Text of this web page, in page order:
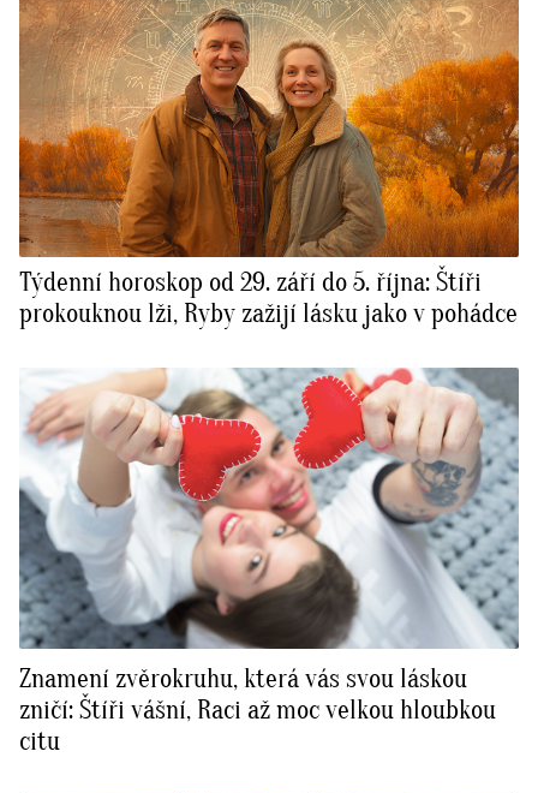
Týdenní horoskop od 29. září do 5. října: Štíři
prokouknou lži, Ryby zažijí lásku jako v pohádce
Znamení zvěrokruhu, která vás svou láskou
zničí: Štíři vášní, Raci až moc velkou hloubkou
citu